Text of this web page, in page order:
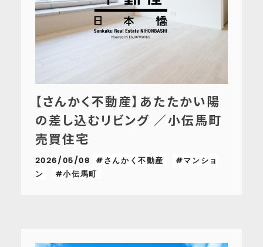
【さんかく不動産】あたたかい陽
の差し込むリビング ／小伝馬町
売買住宅
2026/05/08 #さんかく不動産
#マンショ
ン
#小伝馬町